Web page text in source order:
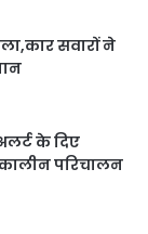
सवारों ने
के दिए
परिचालन